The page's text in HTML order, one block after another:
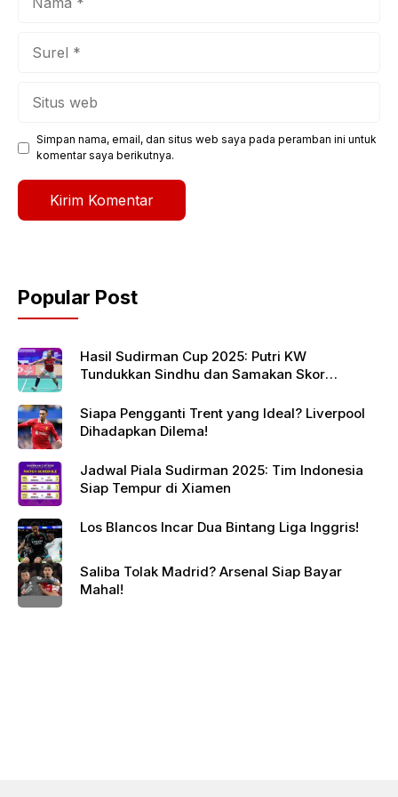
Simpan nama, email, dan situs web saya pada peramban ini untuk
komentar saya berikutnya.
Popular Post
Hasil Sudirman Cup 2025: Putri KW
Tundukkan Sindhu dan Samakan Skor
Siapa Pengganti Trent yang Ideal? Liverpool
Dihadapkan Dilema!
Jadwal Piala Sudirman 2025: Tim Indonesia
Siap Tempur di Xiamen
Los Blancos Incar Dua Bintang Liga Inggris!
Saliba Tolak Madrid? Arsenal Siap Bayar
Mahal!